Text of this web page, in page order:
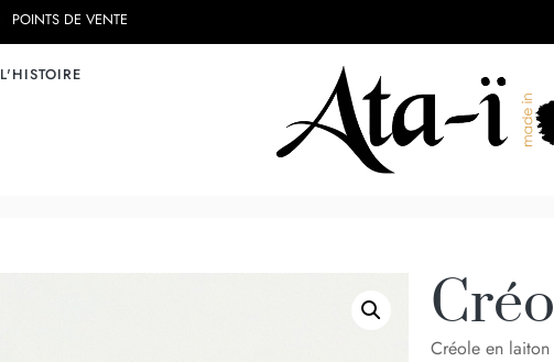
POINTS DE VENTE
L'HISTOIRE
Créole en